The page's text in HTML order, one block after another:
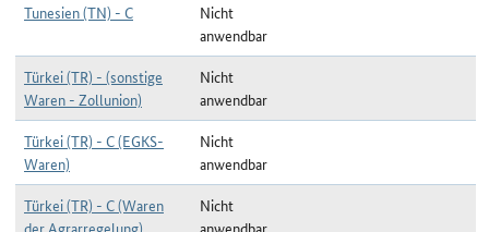
Tunesien (TN) - C
Nicht
anwendbar
Türkei (TR) - (sonstige
Waren - Zollunion)
Nicht
anwendbar
Türkei (TR) - C (EGKS-
Waren)
Nicht
anwendbar
Türkei (TR) - C (Waren
der Agrarregelung)
Nicht
anwendbar